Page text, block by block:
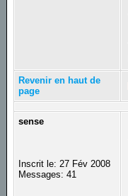
Revenir en haut de
page
sense
Inscrit le: 27 Fév 2008
Messages: 41